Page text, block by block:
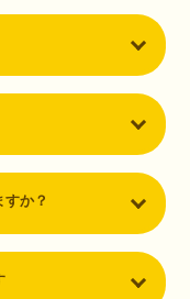
だけでポイントが貯ま
行やアプリダウンロー
か？